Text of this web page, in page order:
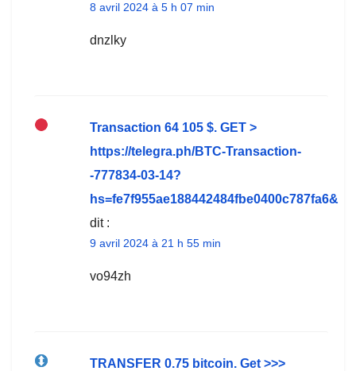
8 avril 2024 à 5 h 07 min
dnzlky
Transaction 64 105 $. GЕТ >
https://telegra.ph/BTC-Transaction-
-777834-03-14?
hs=fe7f955ae188442484fbe0400c787fa6&
dit :
9 avril 2024 à 21 h 55 min
vo94zh
ТRАNSFЕR 0.75 bitсоin. Get >>>